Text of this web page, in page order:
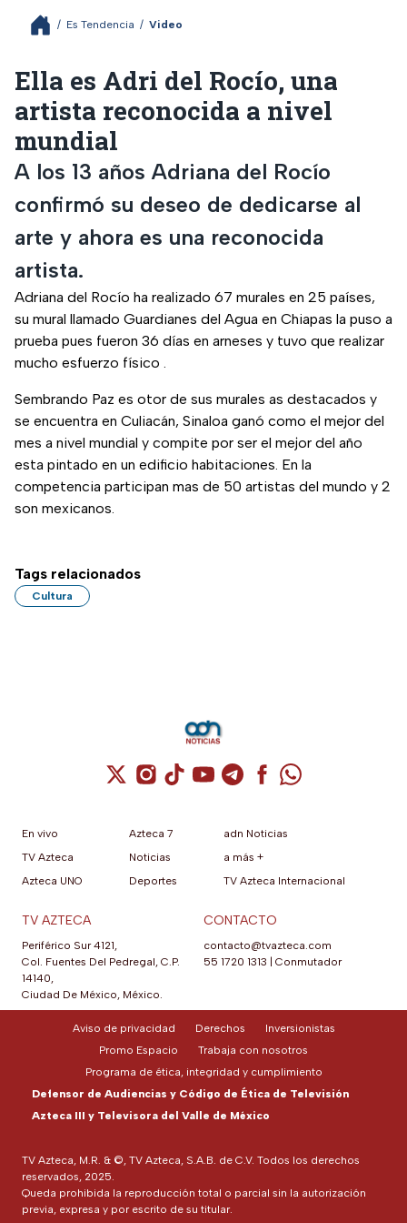
/ Es Tendencia / Video
Ella es Adri del Rocío, una
artista reconocida a nivel
mundial
A los 13 años Adriana del Rocío
confirmó su deseo de dedicarse al
arte y ahora es una reconocida
artista.
Adriana del Rocío ha realizado 67 murales en 25 países,
su mural llamado Guardianes del Agua en Chiapas la puso a
prueba pues fueron 36 días en arneses y tuvo que realizar
mucho esfuerzo físico .
Sembrando Paz es otor de sus murales as destacados y
se encuentra en Culiacán, Sinaloa ganó como el mejor del
mes a nivel mundial y compite por ser el mejor del año
esta pintado en un edificio habitaciones. En la
competencia participan mas de 50 artistas del mundo y 2
son mexicanos.
Tags relacionados
Cultura
Cuenta de X / Twitter (se abre en una
Cuenta de Instagram (se abre en una
Cuenta de TikTok (se abre en
Cuenta de YouTube (se abre
Cuenta de Telegram (se
Cuenta de
Cuenta de
En vivo
TV Azteca
Azteca UNO
Azteca 7
Noticias
Deportes
adn Noticias
a más +
TV Azteca Internacional
TV AZTECA
Periférico Sur 4121,
Col. Fuentes Del Pedregal, C.P.
14140,
Ciudad De México, México.
CONTACTO
contacto@tvazteca.com
55 1720 1313 | Conmutador
TV Azteca, M.R. & ©, TV Azteca, S.A.B. de C.V. Todos los derechos
reservados, 2025.
Queda prohibida la reproducción total o parcial sin la autorización
previa, expresa y por escrito de su titular.
Aviso de privacidad Derechos
Inversionistas
Promo Espacio
Trabaja con nosotros
Programa de ética, integridad y cumplimiento
Defensor de Audiencias y Código de Ética de Televisión
Azteca III y Televisora del Valle de México